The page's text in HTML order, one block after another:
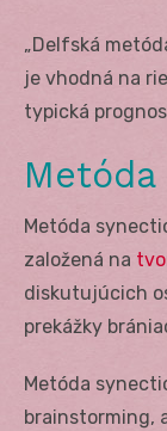
„Delfská
je vhodná na
typická
Metóda
založená na
diskutujúcich
prekážky
Metóda
brainstorming,